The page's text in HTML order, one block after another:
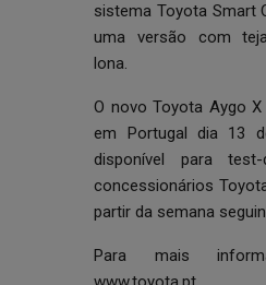
sistema Toyota Smart
uma versão com
lona.
O novo Toyota Aygo
em Portugal dia 13
disponível para
concessionários
partir da semana
Para mais